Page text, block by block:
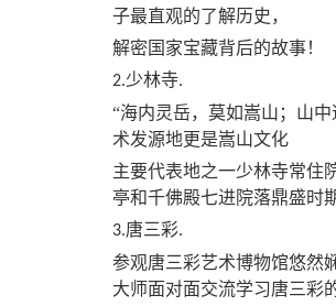
子最直观的了解历史，
解密国家宝藏背后的故事！
2.少林寺.
“海内灵岳，莫如嵩山；山
术发源地更是嵩山文化
主要代表地之一少林寺常住
亭和千佛殿七进院落鼎盛时
3.唐三彩.
参观唐三彩艺术博物馆悠然
大师面对面交流学习唐三彩